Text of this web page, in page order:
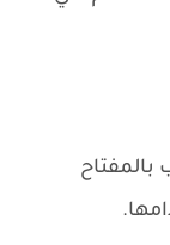
بالمفتاح